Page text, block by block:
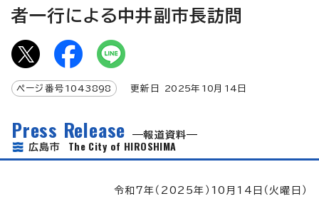
者一行による中井副市長訪問
ページ番号 1043898 更新日 2025年 10月 14 日
Press Release
報道資料
広島市 The City of HIROSHIMA
令和7年（2025年）10月14日（火曜日）